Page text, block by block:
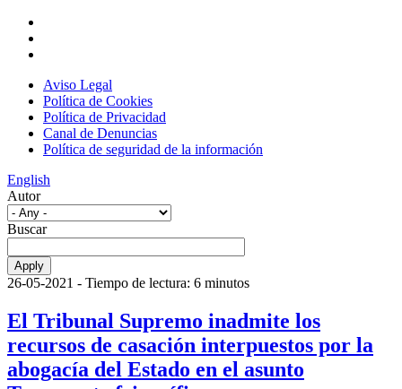
Aviso Legal
Política de Cookies
Política de Privacidad
Canal de Denuncias
Política de seguridad de la información
English
Autor
Buscar
26-05-2021 - Tiempo de lectura: 6 minutos
El Tribunal Supremo inadmite los
recursos de casación interpuestos por la
abogacía del Estado en el asunto